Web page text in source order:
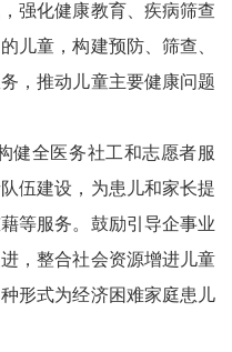
强化健康教育、疾病筛查
儿童，构建预防、筛查、
，推动儿童主要健康问题
全医务社工和志愿者服
伍建设，为患儿和家长提
等服务。鼓励引导企事业
，整合社会资源增进儿童
形式为经济困难家庭患儿